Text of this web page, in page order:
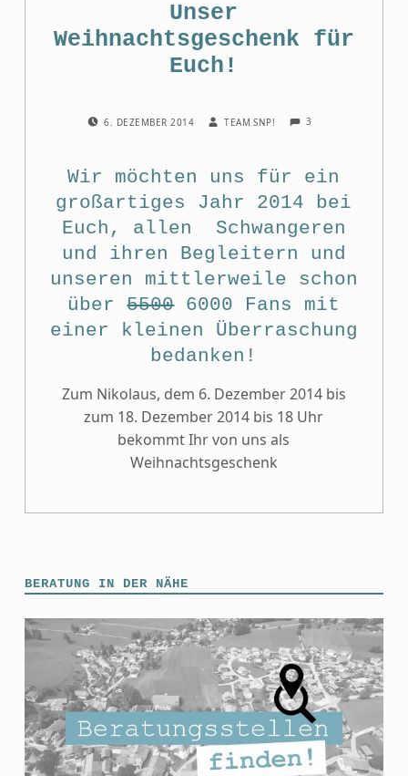
Unser
Weihnachtsgeschenk für
Euch!
6. DEZEMBER 2014 TEAM SNP! 3
Wir möchten uns für ein
großartiges Jahr 2014 bei
Euch, allen Schwangeren
und ihren Begleitern und
unseren mittlerweile schon
über55006000 Fans
mit
einer kleinen Überraschung
bedanken!
Zum Nikolaus, dem 6. Dezember 2014 bis
zum 18. Dezember 2014 bis 18 Uhr
bekommt Ihr von uns als
Weihnachtsgeschenk
BERATUNG IN DER NÄHE